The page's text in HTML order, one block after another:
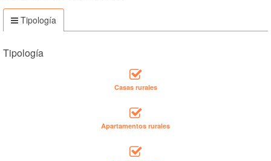
Tipología
Tipología
Casas rurales
Apartamentos rurales